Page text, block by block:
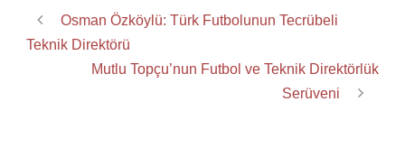
Osman Özköylü: Türk Futbolunun Tecrübeli
Teknik Direktörü
Mutlu Topçu’nun Futbol ve Teknik Direktörlük
Serüveni